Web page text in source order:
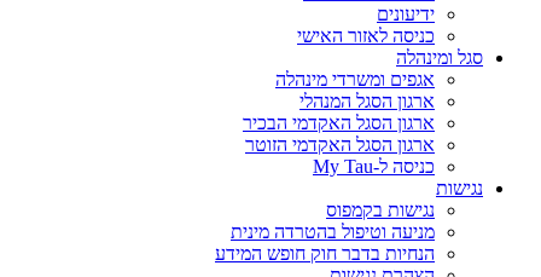
ידיעונים
כניסה לאזור האישי
סגל ומינהלה
אגפים ומשרדי מינהלה
ארגון הסגל המנהלי
ארגון הסגל האקדמי הבכיר
ארגון הסגל האקדמי הזוטר
כניסה ל-My Tau
נגישות
נגישות בקמפוס
מניעה וטיפול בהטרדה מינית
הנחיות בדבר חוק חופש המידע